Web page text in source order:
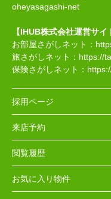
oheyasagashi-net
【IHUB株式会社運営サイ
お部屋さがしネット：
旅さがしネット： https://
保険さがしネット：
採用ページ
来店予約
閲覧履歴
お気に入り物件